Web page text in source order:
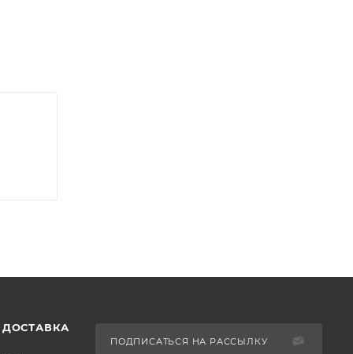
ПОДПИСАТЬСЯ НА РАССЫЛКУ